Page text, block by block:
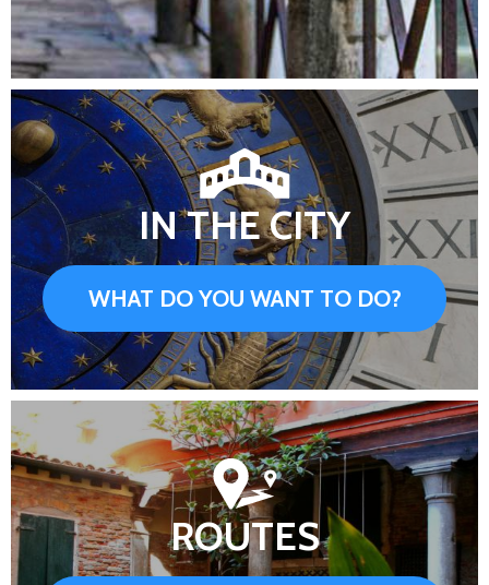
IN THE CITY
WHAT DO YOU WANT TO DO?
ROUTES